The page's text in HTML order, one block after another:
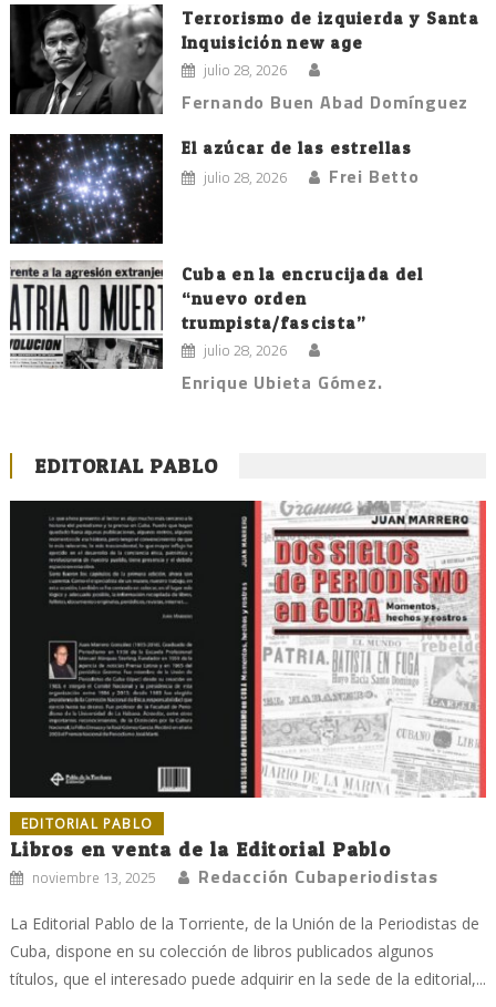
Terrorismo de izquierda y Santa
Inquisición new age
julio 28, 2026
Fernando Buen Abad Domínguez
El azúcar de las estrellas
julio 28, 2026 Frei Betto
Cuba en la encrucijada del
“nuevo orden
trumpista/fascista”
julio 28, 2026
Enrique Ubieta Gómez.
EDITORIAL PABLO
EDITORIAL PABLO
Libros en venta de la Editorial Pablo
noviembre 13, 2025 Redacción Cubaperiodistas
La Editorial Pablo de la Torriente, de la Unión de la Periodistas de
Cuba, dispone en su colección de libros publicados algunos
títulos, que el interesado puede adquirir en la sede de la editorial,...